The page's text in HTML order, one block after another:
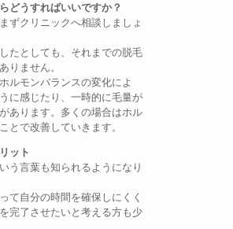
どうすればいいですか？
ずクリニックへ相談しましょ
たとしても、それまでの脱毛
りません。
ルモンバランスの変化によ
に感じたり、一時的に毛量が
あります。多くの場合はホル
とで改善していきます。
ット
う言葉も知られるようになり
て自分の時間を確保しにくく
完了させたいと考える方も少